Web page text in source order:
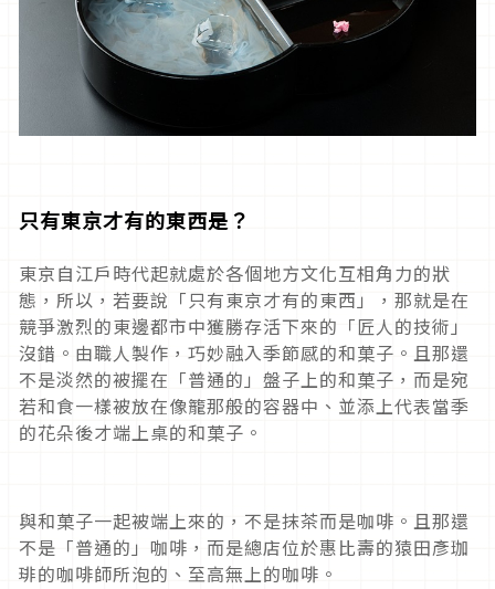
只有東京才有的東西是？
東京自江戶時代起就處於各個地方文化互相角力的狀
態，所以，若要說「只有東京才有的東西」，那就是在
競爭激烈的東邊都市中獲勝存活下來的「匠人的技術」
沒錯。由職人製作，巧妙融入季節感的和菓子。且那還
不是淡然的被擺在「普通的」盤子上的和菓子，而是宛
若和食一樣被放在像籠那般的容器中、並添上代表當季
的花朵後才端上桌的和菓子。
與和菓子一起被端上來的，不是抹茶而是咖啡。且那還
不是「普通的」咖啡，而是總店位於惠比壽的猿田彥珈
琲的咖啡師所泡的、至高無上的咖啡。